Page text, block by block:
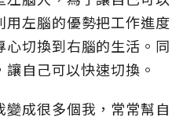
左腦的優勢把工作進度
切換到右腦的生活。同
自己可以快速切換。
成很多個我，常常幫自